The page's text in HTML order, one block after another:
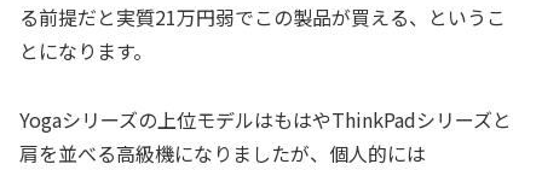
る前提だと実質21万円弱でこの製品が買える、というこ
とになります。
Yogaシリーズの上位モデルはもはやThinkPadシリーズと
肩を並べる高級機になりましたが、個人的には